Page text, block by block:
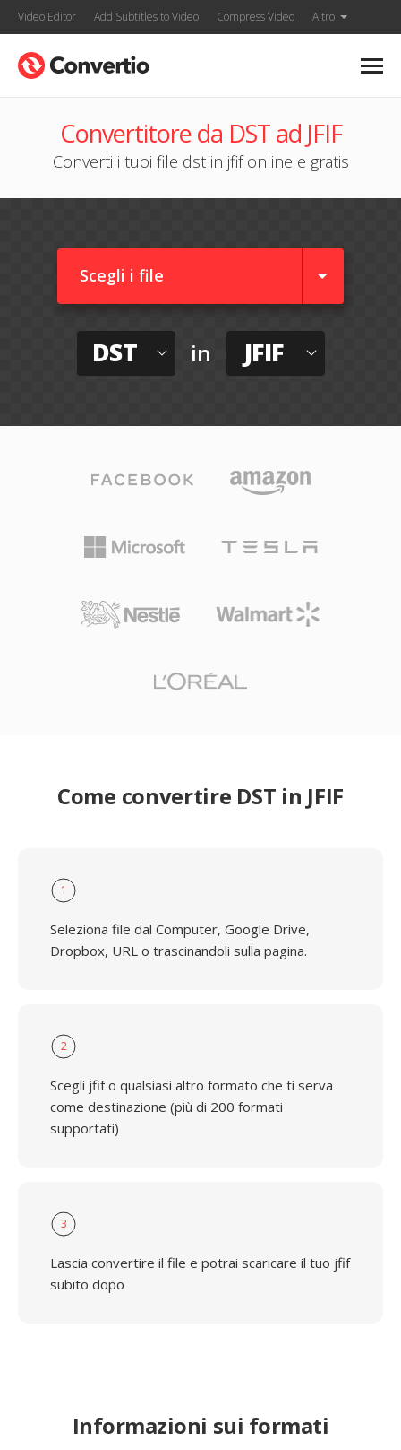
Video Editor Add Subtitles to Video Compress Video Altro
Convertitore da DST ad JFIF
Converti i tuoi file dst in jfif online e gratis
Scegli i file
DST in JFIF
Come convertire DST in JFIF
1
Seleziona file dal Computer, Google Drive,
Dropbox, URL o trascinandoli sulla pagina.
2
Scegli jfif o qualsiasi altro formato che ti serva
come destinazione (più di 200 formati
supportati)
3
Lascia convertire il file e potrai scaricare il tuo jfif
subito dopo
Informazioni sui formati